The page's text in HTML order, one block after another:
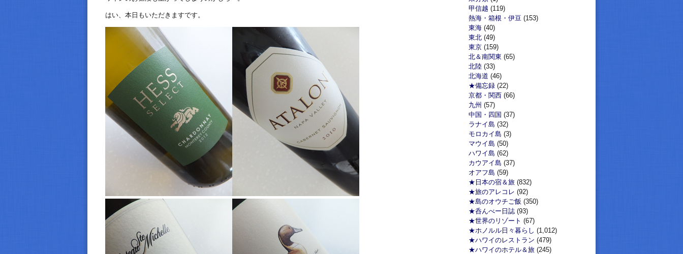
はい、本日もいただきますです。
甲信越 (119)
熱海・箱根・伊豆 (153)
東海 (40)
東北 (49)
東京 (159)
北＆南関東 (65)
北陸 (33)
北海道 (46)
★備忘録 (22)
京都・関西 (66)
九州 (57)
中国・四国 (37)
ラナイ島 (32)
モロカイ島 (3)
マウイ島 (50)
ハワイ島 (62)
カウアイ島 (37)
オアフ島 (59)
★日本の宿＆旅 (832)
★旅のアレコレ (92)
★島のオウチご飯 (350)
★呑んべー日誌 (93)
★世界のリゾート (67)
★ホノルル日々暮らし (1,012)
★ハワイのレストラン (479)
★ハワイのホテル＆旅 (245)